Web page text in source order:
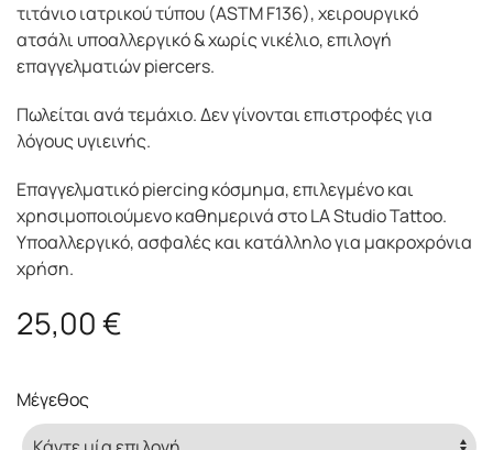
τιτάνιο ιατρικού τύπου (ASTM F136), χειρουργικό
ατσάλι υποαλλεργικό & χωρίς νικέλιο, επιλογή
επαγγελματιών piercers.
Πωλείται ανά τεμάχιο. Δεν γίνονται επιστροφές για
λόγους υγιεινής.
Επαγγελματικό piercing κόσμημα, επιλεγμένο και
χρησιμοποιούμενο καθημερινά στο LA Studio Tattoo.
Υποαλλεργικό, ασφαλές και κατάλληλο για μακροχρόνια
χρήση.
25,00€
Μέγεθος